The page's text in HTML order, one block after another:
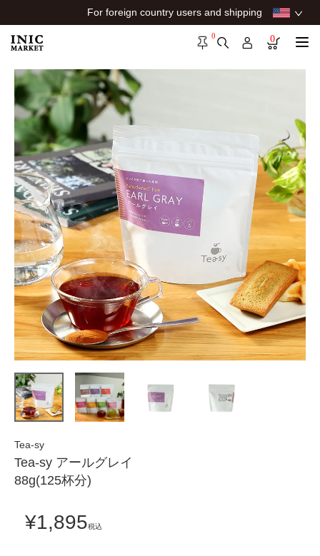
For foreign country users and shipping
0 0
Tea-sy
Tea-sy アールグレイ
88g(125杯分)
¥1,895税込